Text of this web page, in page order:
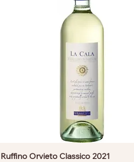
Ruffino Orvieto Classico 2021